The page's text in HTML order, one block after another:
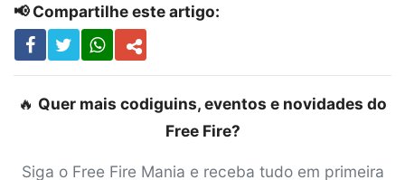
📢 Compartilhe este artigo:
🔥 Quer mais codiguins, eventos e novidades do
Free Fire?
Siga o Free Fire Mania e receba tudo em primeira